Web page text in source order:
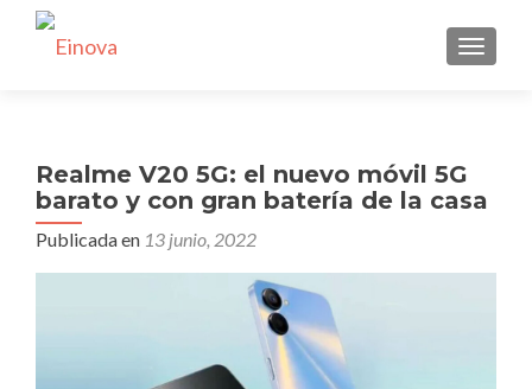
Realme V20 5G: el nuevo móvil 5G
barato y con gran batería de la casa
Publicada en 13 junio, 2022